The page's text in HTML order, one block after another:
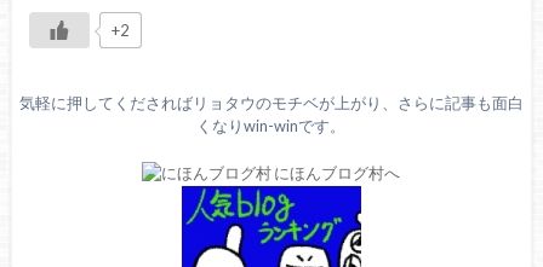
+2
気軽に押してくださればリョタウのモチベが上がり、さらに記事も面白
くなりwin-winです。